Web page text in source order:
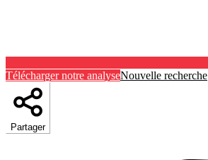
Télécharger notre analyseNouvelle recherche
Partager